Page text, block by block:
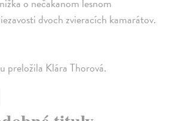
dvoch zvieracích kamarátov.
preložila Klára Thorová.